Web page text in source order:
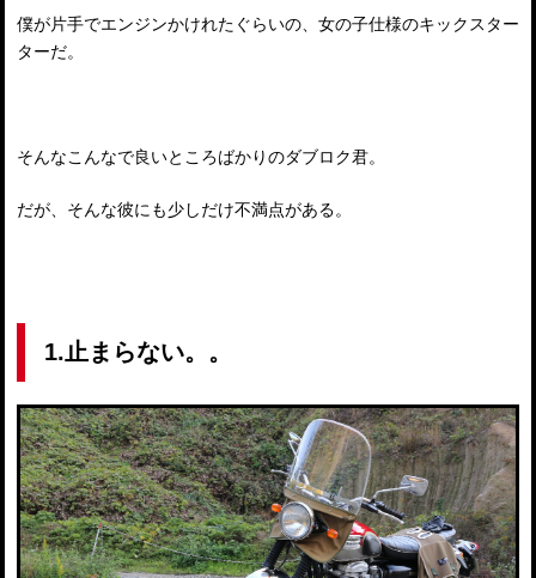
僕が片手でエンジンかけれたぐらいの、女の子仕様のキックスター
ターだ。
そんなこんなで良いところばかりのダブロク君。
だが、そんな彼にも少しだけ不満点がある。
1.止まらない。。